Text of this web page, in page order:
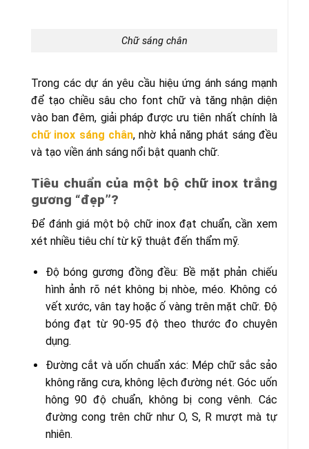
Chữ sáng chân
Trong các dự án yêu cầu hiệu ứng ánh sáng mạnh
để tạo chiều sâu cho font chữ và tăng nhận diện
vào ban đêm, giải pháp được ưu tiên nhất chính là
chữ inox sáng chân, nhờ khả năng phát sáng đều
và tạo viền ánh sáng nổi bật quanh chữ.
Tiêu chuẩn của một bộ chữ inox trắng
gương “đẹp”?
Để đánh giá một bộ chữ inox đạt chuẩn, cần xem
xét nhiều tiêu chí từ kỹ thuật đến thẩm mỹ.
Độ bóng gương đồng đều: Bề mặt phản chiếu
hình ảnh rõ nét không bị nhòe, méo. Không có
vết xước, vân tay hoặc ố vàng trên mặt chữ. Độ
bóng đạt từ 90-95 độ theo thước đo chuyên
dụng.
Đường cắt và uốn chuẩn xác: Mép chữ sắc sảo
không răng cưa, không lệch đường nét. Góc uốn
hông 90 độ chuẩn, không bị cong vênh. Các
đường cong trên chữ như O, S, R mượt mà tự
nhiên.